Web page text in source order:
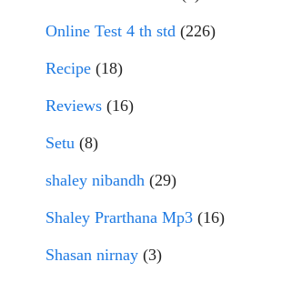
Online Test 4 th std (226)
Recipe (18)
Reviews (16)
Setu (8)
shaley nibandh (29)
Shaley Prarthana Mp3 (16)
Shasan nirnay (3)